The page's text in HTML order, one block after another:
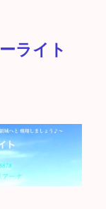
ライト